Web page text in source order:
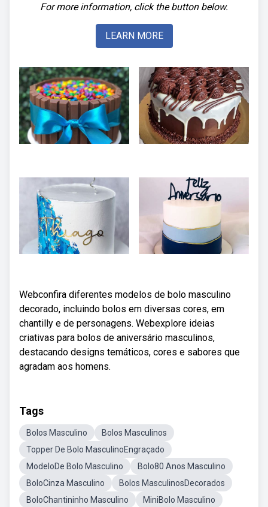
For more information, click the button below.
LEARN MORE
Webconfira diferentes modelos de bolo masculino
decorado, incluindo bolos em diversas cores, em
chantilly e de personagens. Webexplore ideias
criativas para bolos de aniversário masculinos,
destacando designs temáticos, cores e sabores que
agradam aos homens.
Tags
Bolos Masculino
Bolos Masculinos
Topper De Bolo MasculinoEngraçado
ModeloDe Bolo Masculino
Bolo80 Anos Masculino
BoloCinza Masculino
Bolos MasculinosDecorados
BoloChantininho Masculino
MiniBolo Masculino